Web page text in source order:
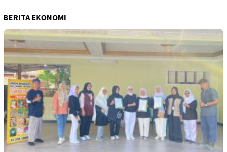
BERITA EKONOMI